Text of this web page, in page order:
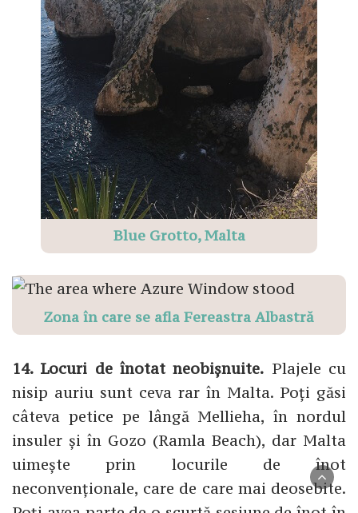
Blue Grotto, Malta
Zona în care se afla Fereastra Albastră
14. Locuri de înotat neobișnuite. Plajele cu
nisip auriu sunt ceva rar în Malta. Poți găsi
câteva petice pe lângă Mellieha, în nordul
insuler și în Gozo (Ramla Beach), dar Malta
uimește prin locurile de înot
neconvenționale, care de care mai deosebite.